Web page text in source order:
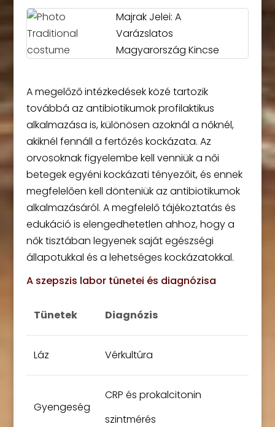
Majrak Jelei: A
Varázslatos
Magyarország Kincse
A megelőző intézkedések közé tartozik
továbbá az antibiotikumok profilaktikus
alkalmazása is, különösen azoknál a nőknél,
akiknél fennáll a fertőzés kockázata. Az
orvosoknak figyelembe kell venniük a női
betegek egyéni kockázati tényezőit, és ennek
megfelelően kell dönteniük az antibiotikumok
alkalmazásáról. A megfelelő tájékoztatás és
edukáció is elengedhetetlen ahhoz, hogy a
nők tisztában legyenek saját egészségi
állapotukkal és a lehetséges kockázatokkal.
A szepszis labor tünetei és diagnózisa
Tünetek Diagnózis
Láz Vérkultúra
Gyengeség
CRP és prokalcitonin
szintmérés